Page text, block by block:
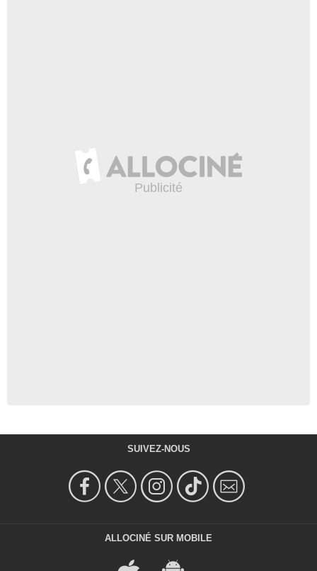
SUIVEZ-NOUS
ALLOCINÉ SUR MOBILE